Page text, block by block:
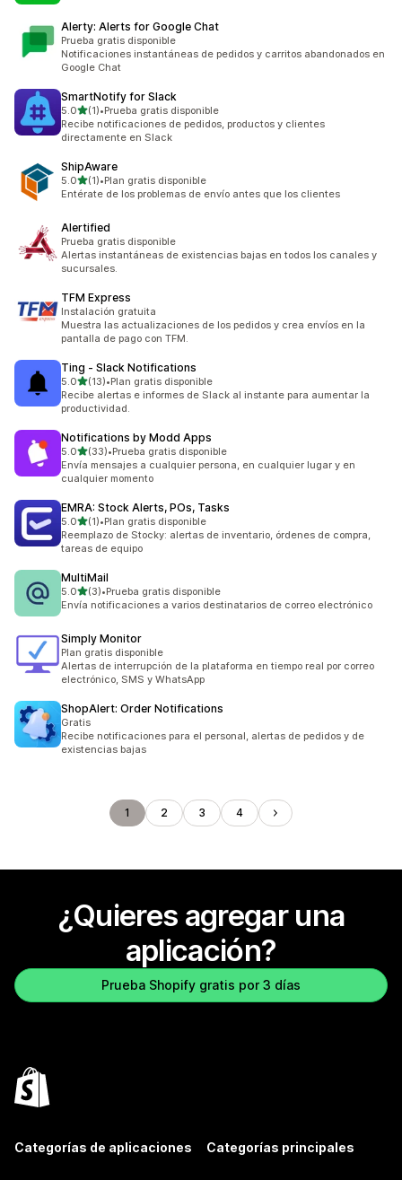
Alerty: Alerts for Google Chat
Prueba gratis disponible
Notificaciones instantáneas de pedidos y carritos abandonados en
Google Chat
SmartNotify for Slack
5.0de 5 estrellas
(1)
1 reseñas en total
•Prueba gratis disponible
Recibe notificaciones de pedidos, productos y clientes
directamente en Slack
ShipAware
5.0de 5 estrellas
(1)
1 reseñas en total
•Plan gratis disponible
Entérate de los problemas de envío antes que los clientes
Alertified
Prueba gratis disponible
Alertas instantáneas de existencias bajas en todos los canales y
sucursales.
TFM Express
Instalación gratuita
Muestra las actualizaciones de los pedidos y crea envíos en la
pantalla de pago con TFM.
Ting ‑ Slack Notifications
5.0de 5 estrellas
(13)
13 reseñas en total
•Plan gratis disponible
Recibe alertas e informes de Slack al instante para aumentar la
productividad.
Notifications by Modd Apps
5.0de 5 estrellas
(33)
33 reseñas en total
•Prueba gratis disponible
Envía mensajes a cualquier persona, en cualquier lugar y en
cualquier momento
EMRA: Stock Alerts, POs, Tasks
5.0de 5 estrellas
(1)
1 reseñas en total
•Plan gratis disponible
Reemplazo de Stocky: alertas de inventario, órdenes de compra,
tareas de equipo
MultiMail
5.0de 5 estrellas
(3)
3 reseñas en total
•Prueba gratis disponible
Envía notificaciones a varios destinatarios de correo electrónico
Simply Monitor
Plan gratis disponible
Alertas de interrupción de la plataforma en tiempo real por correo
electrónico, SMS y WhatsApp
ShopAlert: Order Notifications
Gratis
Recibe notificaciones para el personal, alertas de pedidos y de
existencias bajas
1 2 3 4
¿Quieres agregar una
aplicación?
Prueba Shopify gratis por 3 días
Categorías de aplicaciones Categorías principales